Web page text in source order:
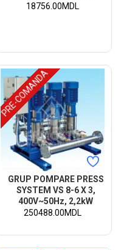
18756.00MDL
PRE-COMANDA
GRUP POMPARE PRESS
SYSTEM VS 8-6 X 3,
400V~50Hz, 2,2kW
250488.00MDL